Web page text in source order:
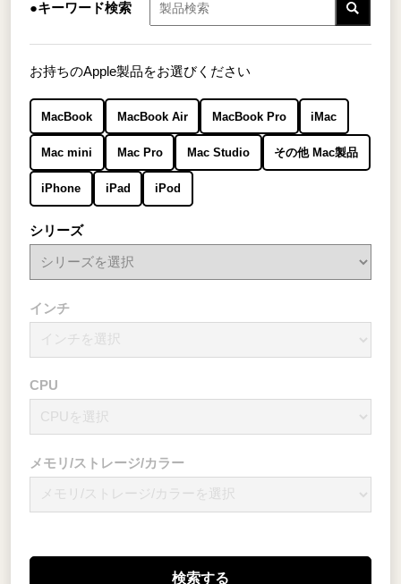
●キーワード検索
お持ちのApple製品をお選びください
MacBook MacBook Air MacBook Pro iMac
Mac mini Mac Pro Mac Studio その他 Mac製品
iPhone iPad iPod
シリーズ
インチ
CPU
メモリ/ストレージ/カラー